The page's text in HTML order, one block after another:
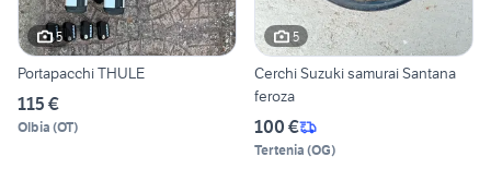
5
Portapacchi THULE
115 €
Olbia (OT)
5
Cerchi Suzuki samurai Santana
feroza
100 €
Tertenia (OG)